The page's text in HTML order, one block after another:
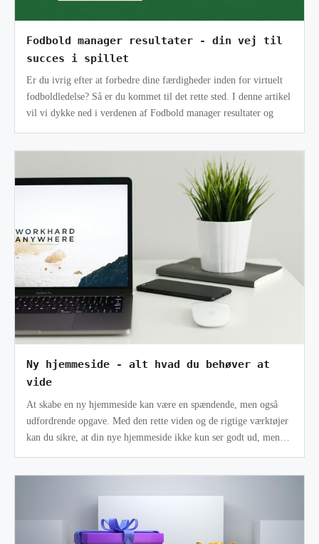
Fodbold manager resultater - din vej til
succes i spillet
Er du ivrig efter at forbedre dine færdigheder inden for virtuelt
fodboldledelse? Så er du kommet til det rette sted. I denne artikel
vil vi dykke ned i verdenen af Fodbold manager resultater og
Ny hjemmeside - alt hvad du behøver at
vide
At skabe en ny hjemmeside kan være en spændende, men også
udfordrende opgave. Med den rette viden og de rigtige værktøjer
kan du sikre, at din nye hjemmeside ikke kun ser godt ud, men